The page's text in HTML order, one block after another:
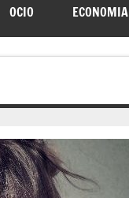
OCIO ECONOMIA